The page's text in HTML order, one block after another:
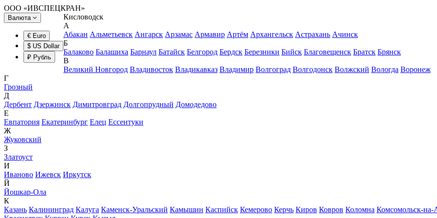
ООО «ИВСПЕЦКРАН»
Валюта
€ Euro
$ US Dollar
₽ Рубль
Кисловодск
А
Абакан Альметьевск Ангарск Арзамас Армавир Артём Архангельск Астрахань Ачинск
Б
Балаково Балашиха Барнаул Батайск Белгород Бердск Березники Бийск Благовещенск Братск Брянск
В
Великий Новгород Владивосток Владикавказ Владимир Волгоград Волгодонск Волжский Вологда Воронеж
Г
Грозный
Д
Дербент Дзержинск Димитровград Долгопрудный Домодедово
Е
Евпатория Екатеринбург Елец Ессентуки
Ж
Жуковский
З
Златоуст
И
Иваново Ижевск Иркутск
Й
Йошкар-Ола
К
Казань Калининград Калуга Каменск-Уральский Камышин Каспийск Кемерово Керчь Киров Ковров Коломна Комсомольск-на-